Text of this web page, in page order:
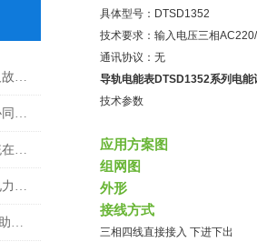
浅谈船舶岸电系统绝缘监测及故障定位需求及应用
绝缘监测装置与智能电表的协同工作
消防应急照明和疏散指示系统在城市隧道的应用
嘉兴慕思寝室用品有限公司电力监控系统的设计与应用
Acrel-EIoT能源物联网云平台助力电力物联网数据服务
具体型号：DTSD1352
技术要求：输入电压三相
通讯协议：无
导轨电能表DTSD1352系列电能
技术参数
应用方案图
组网图
外形
接线方式
三相四线直接接入 下进下出